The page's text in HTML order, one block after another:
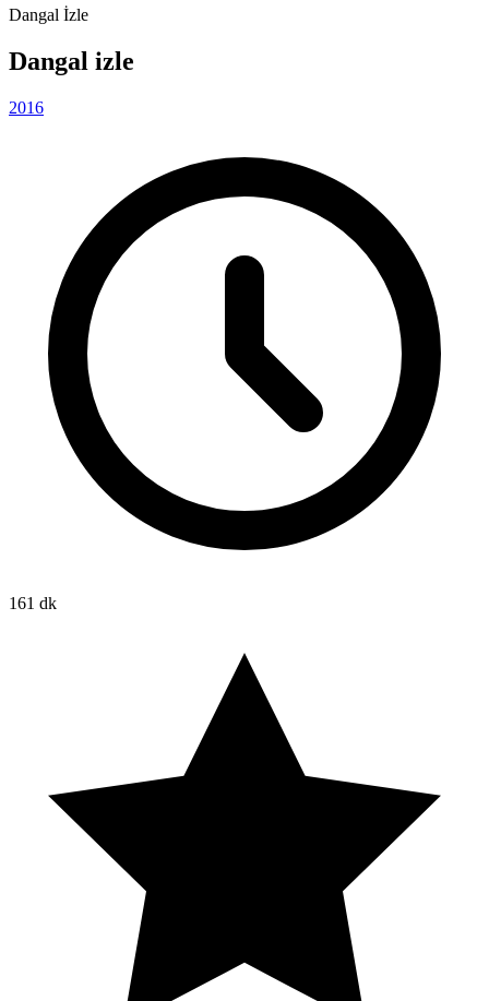
Dangal İzle
Dangal izle
2016
161 dk